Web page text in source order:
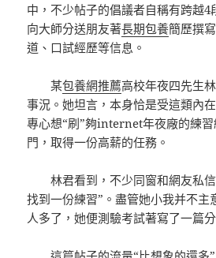
中，不少帖子的倡議者自稱有跨越4
向大師分送朋友著長期包養簡歷撰
道、口試經歷等信息。
某包養網推薦高校年夜四先生
事況。她坦言，本身恰是受這類內
專心想“刷”夠internet年夜廠的練
門，取得一份高薪的任務。
林君看到，不少同窗和網友私
找到一份練習”。盡管她小我并不主
人多了，她便測驗考試著寫了一篇